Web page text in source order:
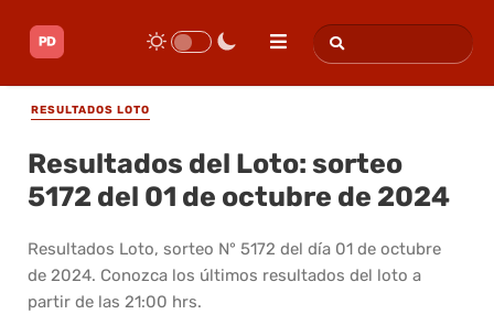
RESULTADOS LOTO
Resultados del Loto: sorteo
5172 del 01 de octubre de 2024
Resultados Loto, sorteo N° 5172 del día 01 de octubre
de 2024. Conozca los últimos resultados del loto a
partir de las 21:00 hrs.